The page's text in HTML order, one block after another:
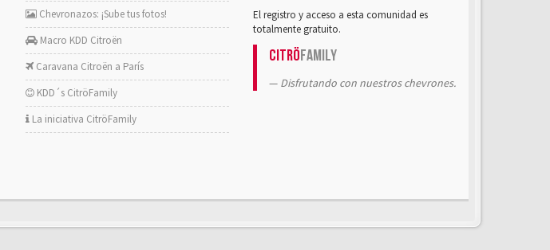
Chevronazos: ¡Sube tus fotos!
Macro KDD Citroën
Caravana Citroën a París
KDD´s CitröFamily
La iniciativa CitröFamily
El registro y acceso a esta comunidad es
totalmente gratuito.
CitröFamily
Disfrutando con nuestros chevrones.